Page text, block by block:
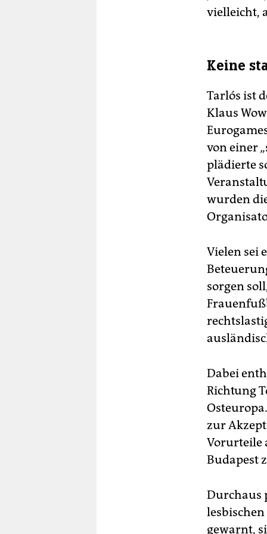
vielleicht,
Keine
Tarlós ist
Klaus
von einer
plädierte
wurden
Vielen sei
sorgen
Dabei
Richtung
zur
Vorurteile
Budapest
Durchaus
gewarnt,